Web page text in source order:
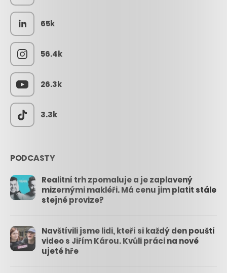
65k
56.4k
26.3k
3.3k
PODCASTY
Realitní trh zpomaluje a je zaplavený
mizernými makléři. Má cenu jim platit stále
stejné provize?
Navštívili jsme lidi, kteří si každý den pouští
video s Jiřím Károu. Kvůli práci na nové
ujeté hře